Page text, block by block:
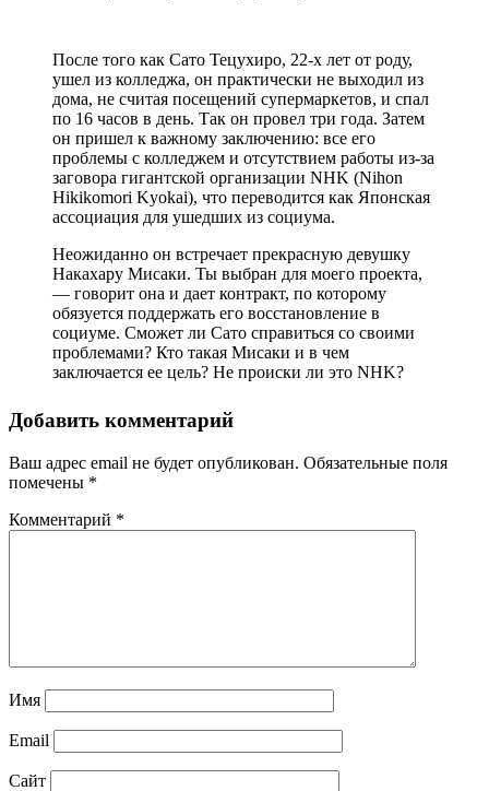
После того как Сато Тецухиро, 22-х лет от роду,
ушел из колледжа, он практически не выходил из
дома, не считая посещений супермаркетов, и спал
по 16 часов в день. Так он провел три года. Затем
он пришел к важному заключению: все его
проблемы с колледжем и отсутствием работы из-за
заговора гигантской организации NHK (Nihon
Hikikomori Kyokai), что переводится как Японская
ассоциация для ушедших из социума.
Неожиданно он встречает прекрасную девушку
Накахару Мисаки. Ты выбран для моего проекта,
— говорит она и дает контракт, по которому
обязуется поддержать его восстановление в
социуме. Сможет ли Сато справиться со своими
проблемами? Кто такая Мисаки и в чем
заключается ее цель? Не происки ли это NHK?
Добавить комментарий
Ваш адрес email не будет опубликован. Обязательные поля
помечены *
Комментарий *
Имя
Email
Сайт